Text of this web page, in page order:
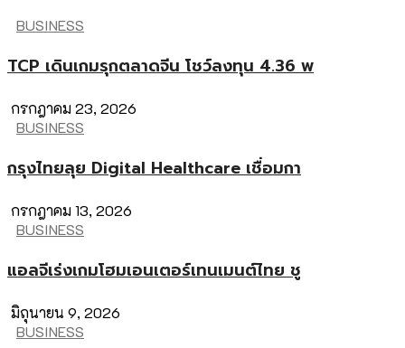
BUSINESS
TCP เดินเกมรุกตลาดจีน โชว์ลงทุน 4.36 พ
กรกฎาคม 23, 2026
BUSINESS
กรุงไทยลุย Digital Healthcare เชื่อมกา
กรกฎาคม 13, 2026
BUSINESS
แอลจีเร่งเกมโฮมเอนเตอร์เทนเมนต์ไทย ชู
มิถุนายน 9, 2026
BUSINESS